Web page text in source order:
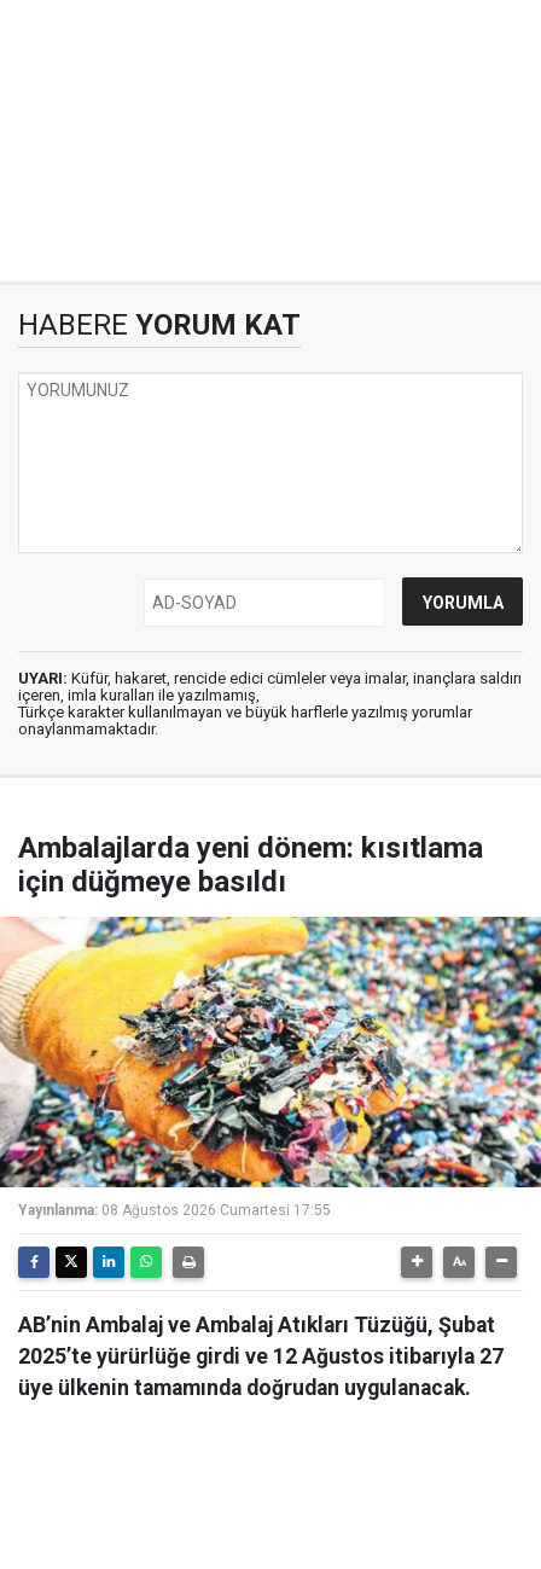
HABERE YORUM KAT
UYARI: Küfür, hakaret, rencide edici cümleler veya imalar, inançlara saldırı
içeren, imla kuralları ile yazılmamış,
Türkçe karakter kullanılmayan ve büyük harflerle yazılmış yorumlar
onaylanmamaktadır.
Ambalajlarda yeni dönem: kısıtlama
için düğmeye basıldı
Yayınlanma: 08 Ağustos 2026 Cumartesi 17:55
AB’nin Ambalaj ve Ambalaj Atıkları Tüzüğü, Şubat
2025’te yürürlüğe girdi ve 12 Ağustos itibarıyla 27
üye ülkenin tamamında doğrudan uygulanacak.